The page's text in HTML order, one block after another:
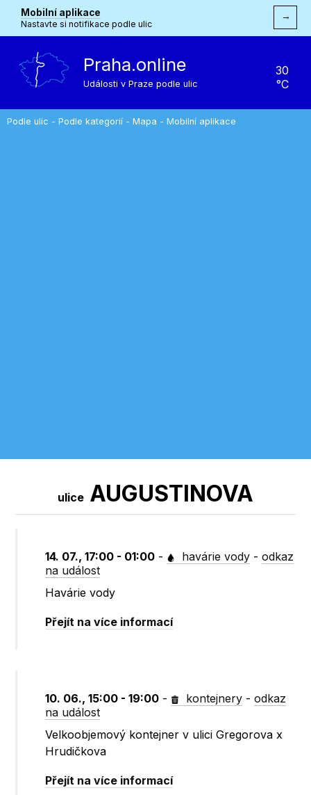
Mobilní aplikace
Nastavte si notifikace podle ulic
→
Praha.online
Události v Praze podle ulic
30
°C
Podle ulic - Podle kategorií - Mapa - Mobilní aplikace
ulice AUGUSTINOVA
14. 07., 17:00 - 01:00 - havárie vody -odkaz
na událost
Havárie vody
Přejít na více informací
10. 06., 15:00 - 19:00 - kontejnery -odkaz
na událost
Velkoobjemový kontejner v ulici Gregorova x
Hrudičkova
Přejít na více informací